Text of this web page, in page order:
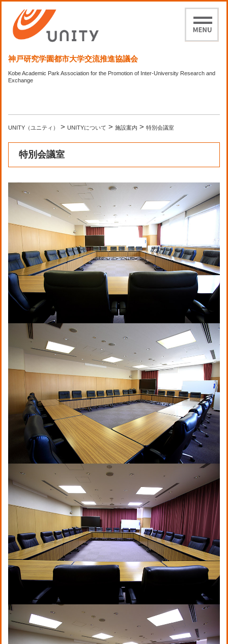
神戸研究学園都市大学交流推進協議会
Kobe Academic Park Association for the Promotion of Inter-University Research and
Exchange
UNITY（ユニティ） >UNITYについて >施設案内 >特別会議室
特別会議室